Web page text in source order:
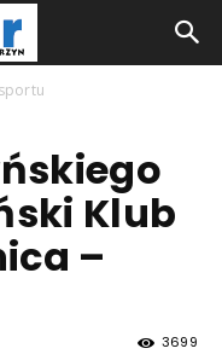
Klub
–
3699